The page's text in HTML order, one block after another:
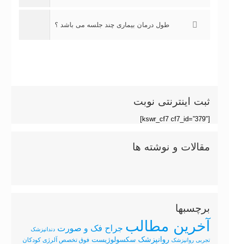
طول درمان بیماری چند جلسه می باشد ؟
ثبت اینترنتی نوبت
[kswr_cf7 cf7_id=”379″]
مقالات و نوشته ها
برچسبها
آخرین مطالب جراح فک و صورت دندانپزشک
تجربی روانپزشک روانپزشک سکسولوژیست فوق تخصص آلرژی کودکان